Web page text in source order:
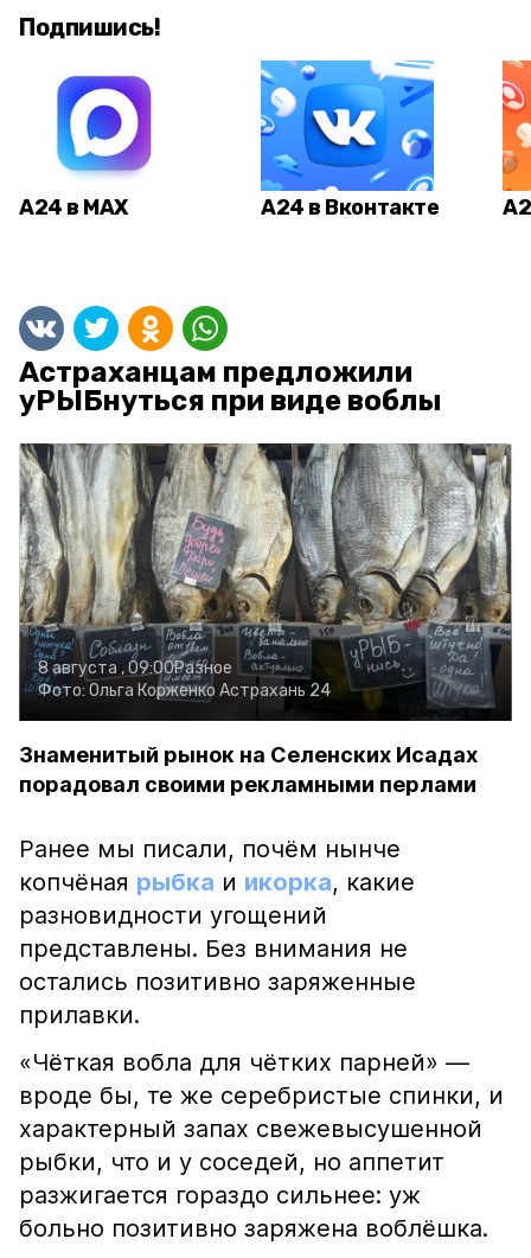
Подпишись!
А24 в MAX А24 в Вконтакте
Астраханцам предложили
уРЫБнуться при виде воблы
8 августа , 09:00Разное
Фото: Ольга Корженко Астрахань 24
Знаменитый рынок на Селенских Исадах
порадовал своими рекламными перлами
Ранее мы писали, почём нынче
копчёная рыбка и икорка, какие
разновидности угощений
представлены. Без внимания не
остались позитивно заряженные
прилавки.
«Чёткая вобла для чётких парней» —
вроде бы, те же серебристые спинки, и
характерный запах свежевысушенной
рыбки, что и у соседей, но аппетит
разжигается гораздо сильнее: уж
больно позитивно заряжена воблёшка.